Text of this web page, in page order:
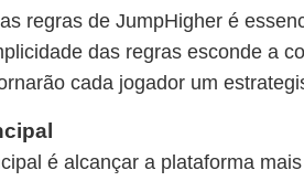
regras de JumpHigher é
das regras esconde a
cada jogador um
é alcançar a plataforma